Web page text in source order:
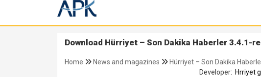
Download Hürriyet – Son Dakika Haberler 3.4.1-
Home News and magazines
Hürriyet – Son Dakika
Developer: Hrriyet